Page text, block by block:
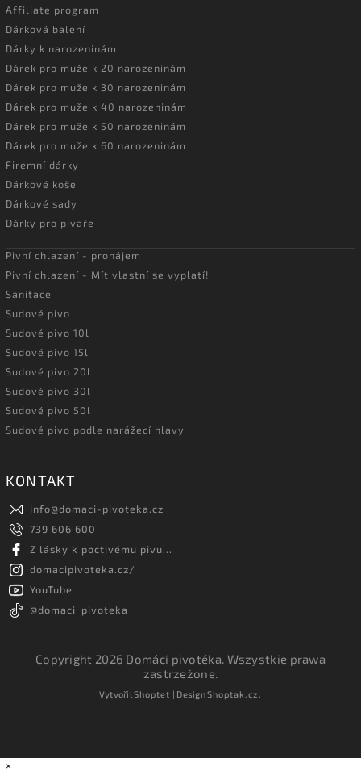
Affiliate program
Dárková balení
Dárky k narozeninám
Dárek pro muže k 20 narozeninám
Dárek pro muže k 30 narozeninám
Dárek pro muže k 40 narozeninám
Dárek pro muže k 50 narozeninám
Dárek pro muže k 60 narozeninám
Firemní dárky
Dárkové koše
Dárkové sady
Dárky pro pivaře
Pivní chlazení - pronájem
Pivní chlazení - Mít vlastní se vyplatí!
Sanitace
Sudové pivo
Sudové pivo 10l
Sudové pivo 15l
Sudové pivo 20l
Sudové pivo 30l
Sudové pivo 50l
Sudové pivo podle narážecí hlavy
KONTAKT
info@domaci-pivoteka.cz
739 606 600
Z lásky k poctivému pivu...
domacipivoteka.cz/
YouTube
@domaci_pivoteka
Copyright 2026 Domácí pivotéka. Wszystkie prawa
zastrzeżone.
VytvořilShoptet | DesignShoptak.cz.
×